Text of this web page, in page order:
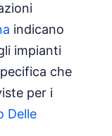
indicano
impianti
che
per i
Delle